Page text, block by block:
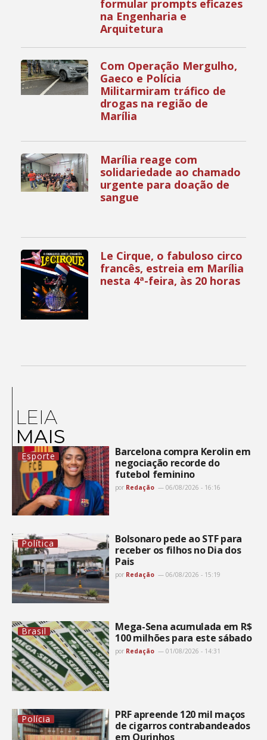
formular prompts eficazes
na Engenharia e
Arquitetura
Com Operação Mergulho,
Gaeco e Polícia
Militarmiram tráfico de
drogas na região de
Marília
Marília reage com
solidariedade ao chamado
urgente para doação de
sangue
Le Cirque, o fabuloso circo
francês, estreia em Marília
nesta 4ª-feira, às 20 horas
LEIA
MAIS
Esporte
Barcelona compra Kerolin em
negociação recorde do
futebol feminino
por Redação 06/08/2026 - 16:16
Política
Bolsonaro pede ao STF para
receber os filhos no Dia dos
Pais
por Redação 06/08/2026 - 15:19
Brasil
Mega-Sena acumulada em R$
100 milhões para este sábado
por Redação 01/08/2026 - 14:31
Polícia
PRF apreende 120 mil maços
de cigarros contrabandeados
em Ourinhos